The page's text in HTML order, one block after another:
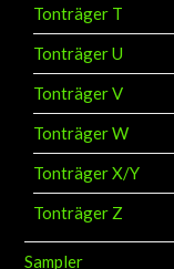
Tonträger T
Tonträger U
Tonträger V
Tonträger W
Tonträger X/Y
Tonträger Z
Sampler